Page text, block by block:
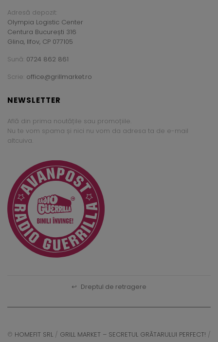
Adresă depozit:
Olympia Logistic Center
Centura București 316
Glina, Ilfov, CP 077105
Sună: 0724 862 861
Scrie: office@grillmarket.ro
NEWSLETTER
Află din prima noutățile sau promoțiile.
Nu te vom spama și nici nu vom da adresa ta de e-mail
altcuiva.
↩ Dreptul de retragere
© HOMEFIT SRL / GRILL MARKET – SECRETUL GRĂTARULUI PERFECT! /